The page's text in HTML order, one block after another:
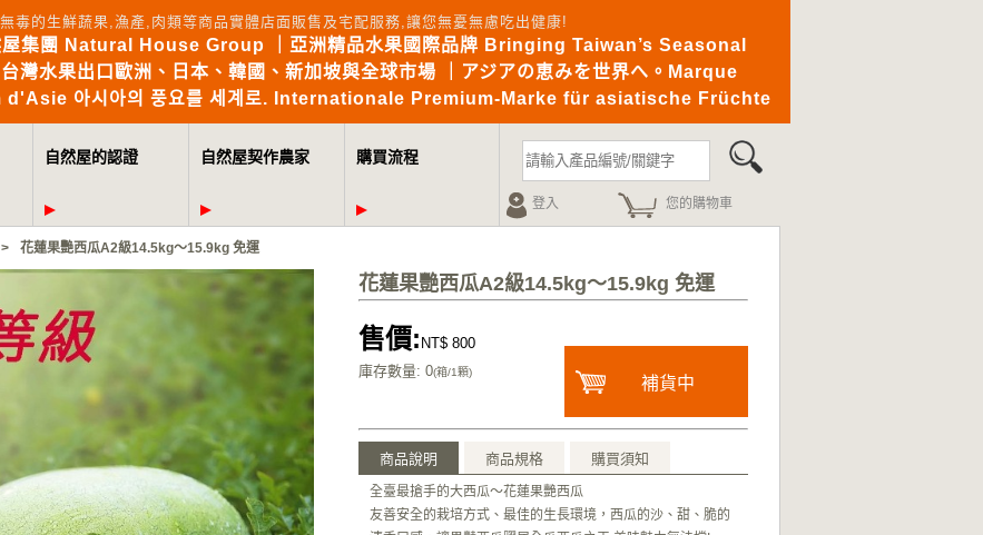
毒的生鮮蔬果,漁產,肉類等商品實體店面販售及宅配服務,讓您無憂無慮吃出健康!
集團 Natural House Group ｜亞洲精品水果國際品牌 Bringing Taiwan’s Seasonal
水果出口歐洲、日本、韓國、新加坡與全球市場 ｜アジアの恵みを世界へ。Marque
아시아의 풍요를 세계로. Internationale Premium-Marke für asiatische Früchte
自然屋的認證 自然屋契作農家 購買流程
您的購物車
登入
> 花蓮果艷西瓜A2級14.5kg～15.9kg 免運
花蓮果艷西瓜A2級14.5kg～15.9kg 免運
售價: NT$ 800
庫存數量: 0(箱/1顆)
補貨中
商品說明 商品規格 購買須知
全臺最搶手的大西瓜～花蓮果艷西瓜
友善安全的栽培方式、最佳的生長環境，西瓜的沙、甜、脆的